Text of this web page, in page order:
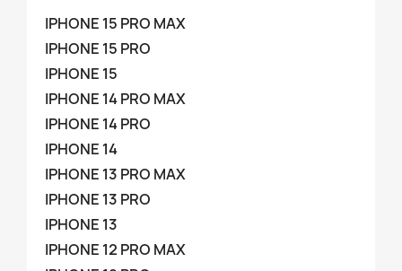
IPHONE 15 PRO MAX
IPHONE 15 PRO
IPHONE 15
IPHONE 14 PRO MAX
IPHONE 14 PRO
IPHONE 14
IPHONE 13 PRO MAX
IPHONE 13 PRO
IPHONE 13
IPHONE 12 PRO MAX